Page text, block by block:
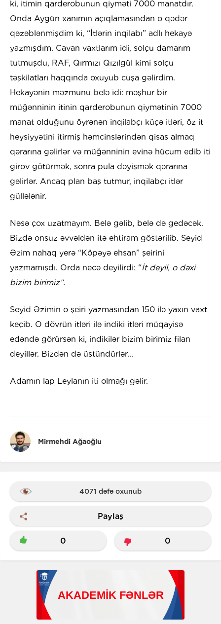
ki, itimin qarderobunun qiyməti 7000 manatdır.
Onda Aygün xanımın açıqlamasından o qədər
qəzəblənmişdim ki, “İtlərin inqilabı” adlı hekayə
yazmışdım. Cavan vaxtlarım idi, solçu damarım
tutmuşdu, RAF, Qırmızı Qızılgül kimi solçu
təşkilatları haqqında oxuyub cuşa gəlirdim.
Hekayənin məzmunu belə idi: məşhur bir
müğənninin itinin qarderobunun qiymətinin 7000
manat olduğunu öyrənən inqilabçı küçə itləri, öz it
heysiyyətini itirmiş həmcinslərindən qisas almaq
qərarına gəlirlər və müğənninin evinə hücum edib iti
girov götürmək, sonra pula dəyişmək qərarına
gəlirlər. Ancaq plan baş tutmur, inqilabçı itlər
güllələnir.
Nəsə çox uzatmayım. Belə gəlib, belə də gedəcək.
Bizdə onsuz əvvəldən itə ehtiram göstərilib. Seyid
Əzim nahaq yerə “Köpəyə ehsan” şeirini
yazmamışdı. Orda necə deyilirdi: “İt deyil, o dəxi
bizim birimiz”.
Seyid Əzimin o şeiri yazmasından 150 ilə yaxın vaxt
keçib. O dövrün itləri ilə indiki itləri müqayisə
edəndə görürsən ki, indikilər bizim birimiz filan
deyillər. Bizdən də üstündürlər...
Adamın lap Leylanın iti olmağı gəlir.
Mirmehdi Ağaoğlu
4071 dəfə oxunub
Paylaş
0 0